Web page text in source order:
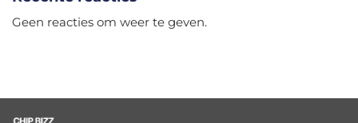
Geen reacties om weer te geven.